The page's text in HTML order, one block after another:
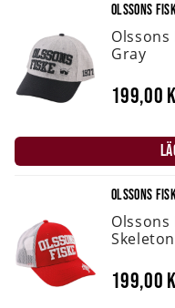
OLSSONS
Olssons
Gray
199,00
OLSSONS
Olssons
199,00